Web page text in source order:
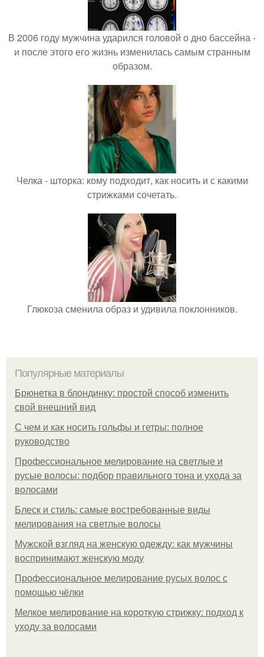
В 2006 году мужчина ударился головой о дно бассейна -
и после этого его жизнь изменилась самым странным
образом.
Челка - шторка: кому подходит, как носить и с какими
стрижками сочетать.
Глюкоза сменила образ и удивила поклонников.
Популярные материалы
Брюнетка в блондинку: простой способ изменить
свой внешний вид
С чем и как носить гольфы и гетры: полное
руководство
Профессиональное мелирование на светлые и
русые волосы: подбор правильного тона и ухода за
волосами
Блеск и стиль: самые востребованные виды
мелирования на светлые волосы
Мужской взгляд на женскую одежду: как мужчины
воспринимают женскую моду
Профессиональное мелирование русых волос с
помощью чёлки
Мелкое мелирование на короткую стрижку: подход к
уходу за волосами